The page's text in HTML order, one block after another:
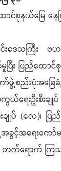
စုနယ်မြေ န
ေသကြီး ဗ
ြီး ပြည်ထော
စည်းပုံအခြေ
ေးဦးစီးချု
ချုပ် (လေ)၊
င့်အရေးကေ
း တက်ရောက် က